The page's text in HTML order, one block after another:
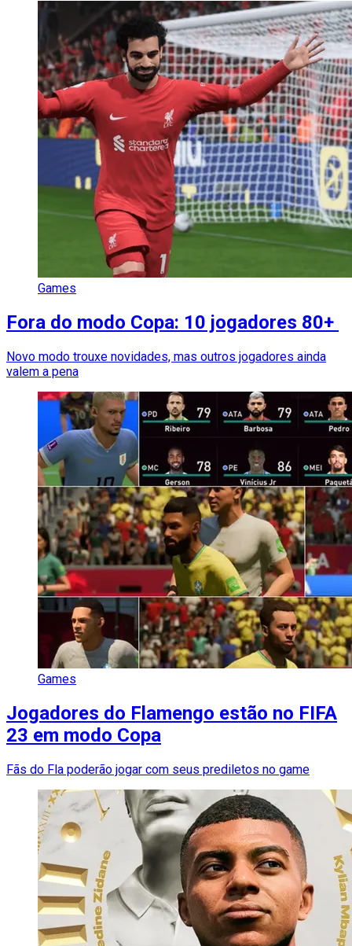
Games
Fora do modo Copa: 10 jogadores 80+
Novo modo trouxe novidades, mas outros jogadores ainda
valem a pena
Games
Jogadores do Flamengo estão no FIFA
23 em modo Copa
Fãs do Fla poderão jogar com seus prediletos no game